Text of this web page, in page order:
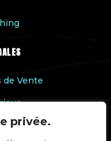
privée.
de Vente